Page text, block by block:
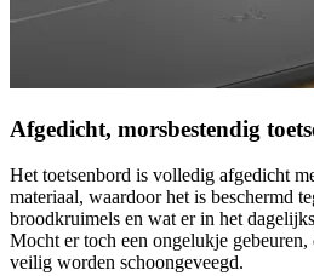
Afgedicht, morsbestendig
Het toetsenbord is volledig afgedicht
materiaal, waardoor het is beschermd
broodkruimels en wat er in het
Mocht er toch een ongelukje gebeuren,
veilig worden schoongeveegd.